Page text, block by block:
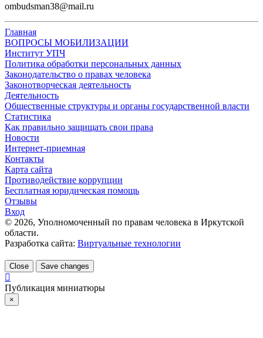
ombudsman38@mail.ru
Главная
ВОПРОСЫ МОБИЛИЗАЦИИ
Институт УПЧ
Политика обработки персональных данных
Законодательство о правах человека
Законотворческая деятельность
Деятельность
Общественные структуры и органы государственной власти
Статистика
Как правильно защищать свои права
Новости
Интернет-приемная
Контакты
Карта сайта
Противодействие коррупции
Бесплатная юридическая помощь
Отзывы
Вход
© 2026, Уполномоченный по правам человека в Иркутской
области.
Разработка сайта: Виртуальные технологии
Close Save changes
Публикация миниатюры
×